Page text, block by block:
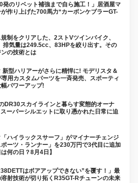
発のリベット補強まで自ら施工！」居酒屋マ
が作り上げた700馬力“カーボンケブラーGT-
制をクリアした、2ストVツインバイク、
排気量は249.5cc、83HPを絞り出す。その
の技術とは
新型ハリアーがさらに精悍に! モデリスタ＆
用カスタムパーツを一斉発売、スポーティ
パワーアップ!
のDR30スカイラインと暮らす変態的オーナ
ーパーシルエットに取り憑かれた日常に迫
「ハイラックスサーフ」がマイナーチェンジ
ーツ・ランナー」を230万円で3代目に追加
は何の日？8月4日】
はボアアップできない”を覆す！」最
射技術が切り拓くR35GT-Rチューンの未来